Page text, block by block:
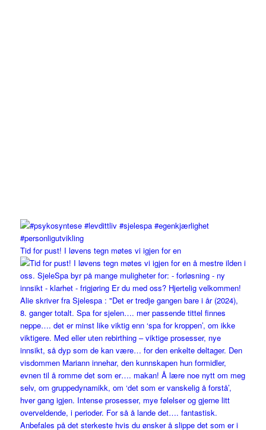
Tid for pust! I løvens tegn møtes vi igjen for en